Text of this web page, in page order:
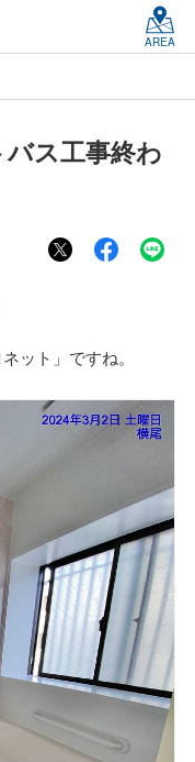
AREA
ス工事終わ
ット」ですね。